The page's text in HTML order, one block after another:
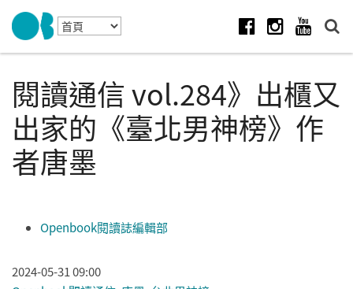
Skip to navigation
移至主內容
閱讀通信 vol.284》出櫃又
出家的《臺北男神榜》作
者唐墨
Openbook閱讀誌編輯部
2024-05-31 09:00